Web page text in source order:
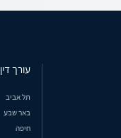
עורך
תל אביב
באר שבע
חיפה